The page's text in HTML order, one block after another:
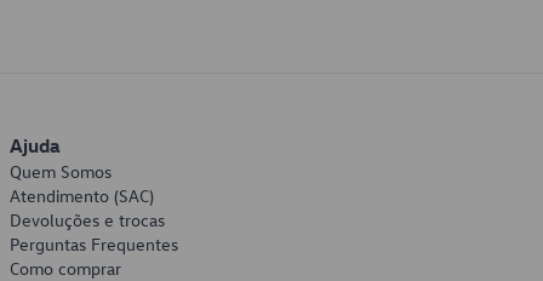
Ajuda
Quem Somos
Atendimento (SAC)
Devoluções e trocas
Perguntas Frequentes
Como comprar